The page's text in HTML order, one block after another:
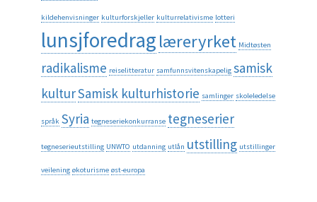
kildehenvisninger kulturforskjeller kulturrelativisme lotteri
lunsjforedraglæreryrket Midtøsten
radikalisme reiselitteratur samfunnsvitenskapelig samisk
kulturSamisk kulturhistorie samlinger skoleledelse
språk Syria tegneseriekonkurranse tegneserier
tegneserieutstilling UNWTO utdanning utlån utstilling utstillinger
veilening økoturisme øst-europa